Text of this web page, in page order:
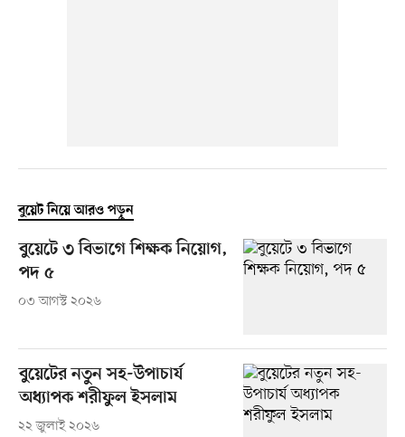
বুয়েট নিয়ে আরও পড়ুন
বুয়েটে ৩ বিভাগে শিক্ষক নিয়োগ,
পদ ৫
০৩ আগস্ট ২০২৬
বুয়েটের নতুন সহ-উপাচার্য
অধ্যাপক শরীফুল ইসলাম
২২ জুলাই ২০২৬